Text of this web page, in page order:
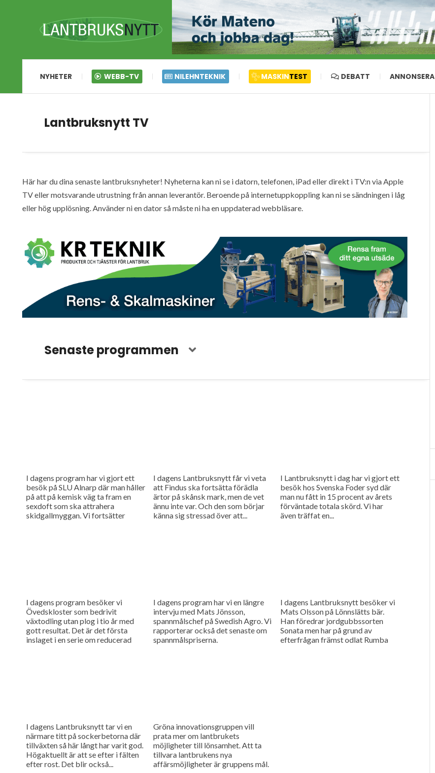
NYHETER WEBB-TV NILEHNTEKNIK MASKINTEST DEBATT ANNONSERA
Lantbruksnytt TV
Här har du dina senaste lantbruksnyheter! Nyheterna kan ni se i datorn, telefonen, iPad eller direkt i TV:n via Apple
TV eller motsvarande utrustning från annan leverantör. Beroende på internetuppkoppling kan ni se sändningen i låg
eller hög upplösning. Använder ni en dator så måste ni ha en uppdaterad webbläsare.
Senaste programmen
I dagens program har vi gjort ett
besök på SLU Alnarp där man håller
på att på kemisk väg ta fram en
sexdoft som ska attrahera
skidgallmyggan. Vi fortsätter
I dagens Lantbruksnytt får vi veta
att Findus ska fortsätta förädla
ärtor på skånsk mark, men de vet
ännu inte var. Och den som börjar
känna sig stressad över att...
I Lantbruksnytt i dag har vi gjort ett
besök hos Svenska Foder syd där
man nu fått in 15 procent av årets
förväntade totala skörd. Vi har
även träffat en...
I dagens program besöker vi
Övedskloster som bedrivit
växtodling utan plog i tio år med
gott resultat. Det är det första
inslaget i en serie om reducerad
I dagens program har vi en längre
intervju med Mats Jönsson,
spannmålschef på Swedish Agro. Vi
rapporterar också det senaste om
spannmålspriserna.
I dagens Lantbruksnytt besöker vi
Mats Olsson på Lönnslätts bär.
Han föredrar jordgubbssorten
Sonata men har på grund av
efterfrågan främst odlat Rumba
I dagens Lantbruksnytt tar vi en
närmare titt på sockerbetorna där
tillväxten så här långt har varit god.
Högaktuellt är att se efter i fälten
efter rost. Det blir också...
Gröna innovationsgruppen vill
prata mer om lantbrukets
möjligheter till lönsamhet. Att ta
tillvara lantbrukens nya
affärsmöjligheter är gruppens mål.